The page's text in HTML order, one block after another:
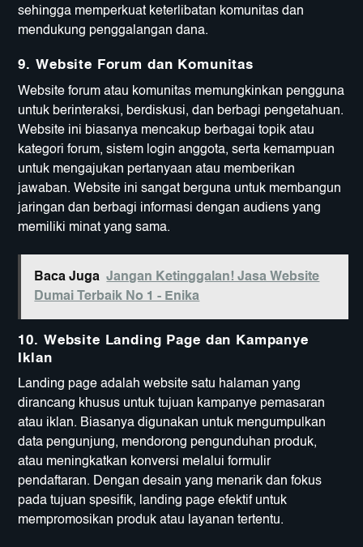
sehingga memperkuat keterlibatan komunitas dan
mendukung penggalangan dana.
9. Website Forum dan Komunitas
Website forum atau komunitas memungkinkan pengguna
untuk berinteraksi, berdiskusi, dan berbagi pengetahuan.
Website ini biasanya mencakup berbagai topik atau
kategori forum, sistem login anggota, serta kemampuan
untuk mengajukan pertanyaan atau memberikan
jawaban. Website ini sangat berguna untuk membangun
jaringan dan berbagi informasi dengan audiens yang
memiliki minat yang sama.
Baca Juga Jangan Ketinggalan! Jasa Website
Dumai Terbaik No 1 - Enika
10. Website Landing Page dan Kampanye
Iklan
Landing page adalah website satu halaman yang
dirancang khusus untuk tujuan kampanye pemasaran
atau iklan. Biasanya digunakan untuk mengumpulkan
data pengunjung, mendorong pengunduhan produk,
atau meningkatkan konversi melalui formulir
pendaftaran. Dengan desain yang menarik dan fokus
pada tujuan spesifik, landing page efektif untuk
mempromosikan produk atau layanan tertentu.